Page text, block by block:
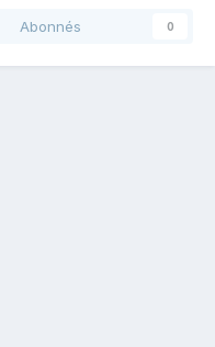
Abonnés 0